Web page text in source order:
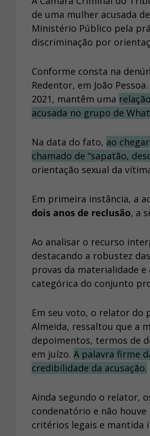
de uma mulher acusada
Ministério Público pela
discriminação por
Conforme consta na
Redentor, em João
2021, mantêm uma
acusada no grupo de
Na data do fato, ao
chamado de “sapatão,
orientação sexual da
Em primeira instância, a
dois anos de reclusão, a
Ao analisar o recurso
destacando a robustez
provas da materialidade
categórica do conjunto
Em seu voto, o relator do
Almeida, ressaltou que a
depoimentos, termos de
em juízo. A palavra firme
credibilidade da acusação.
Ainda segundo o relator,
condenatório e não
critérios legais e mantida